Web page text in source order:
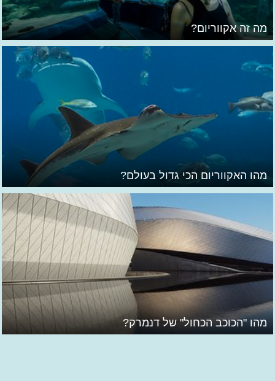
מה זה אקווריום?
מהו האקווריום הכי גדול בעולם?
מהו "הכוכב הכחול" של דנמרק?